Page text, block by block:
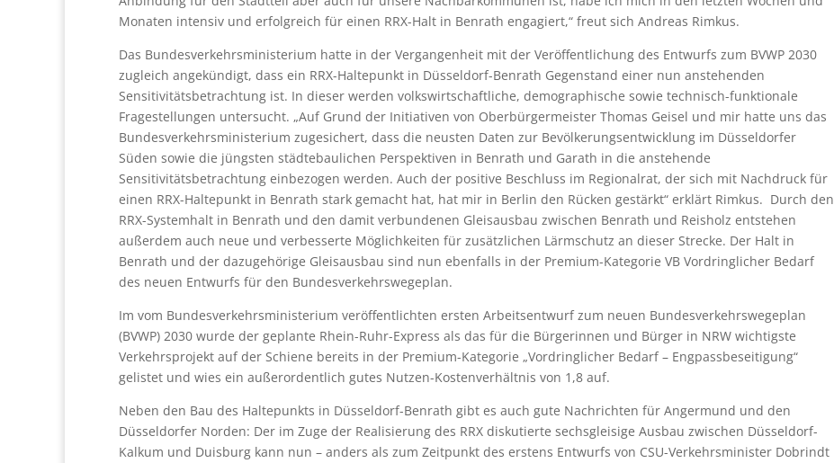
Monaten intensiv und erfolgreich für einen RRX-Halt in Benrath engagiert,“ freut sich Andreas Rimkus.
Das Bundesverkehrsministerium hatte in der Vergangenheit mit der Veröffentlichung des Entwurfs zum BVWP 2030
zugleich angekündigt, dass ein RRX-Haltepunkt in Düsseldorf-Benrath Gegenstand einer nun anstehenden
Sensitivitätsbetrachtung ist. In dieser werden volkswirtschaftliche, demographische sowie technisch-funktionale
Fragestellungen untersucht. „Auf Grund der Initiativen von Oberbürgermeister Thomas Geisel und mir hatte uns das
Bundesverkehrsministerium zugesichert, dass die neusten Daten zur Bevölkerungsentwicklung im Düsseldorfer
Süden sowie die jüngsten städtebaulichen Perspektiven in Benrath und Garath in die anstehende
Sensitivitätsbetrachtung einbezogen werden. Auch der positive Beschluss im Regionalrat, der sich mit Nachdruck für
einen RRX-Haltepunkt in Benrath stark gemacht hat, hat mir in Berlin den Rücken gestärkt“ erklärt Rimkus. Durch den
RRX-Systemhalt in Benrath und den damit verbundenen Gleisausbau zwischen Benrath und Reisholz entstehen
außerdem auch neue und verbesserte Möglichkeiten für zusätzlichen Lärmschutz an dieser Strecke. Der Halt in
Benrath und der dazugehörige Gleisausbau sind nun ebenfalls in der Premium-Kategorie VB Vordringlicher Bedarf
des neuen Entwurfs für den Bundesverkehrswegeplan.
Im vom Bundesverkehrsministerium veröffentlichten ersten Arbeitsentwurf zum neuen Bundesverkehrswegeplan
(BVWP) 2030 wurde der geplante Rhein-Ruhr-Express als das für die Bürgerinnen und Bürger in NRW wichtigste
Verkehrsprojekt auf der Schiene bereits in der Premium-Kategorie „Vordringlicher Bedarf – Engpassbeseitigung“
gelistet und wies ein außerordentlich gutes Nutzen-Kostenverhältnis von 1,8 auf.
Neben den Bau des Haltepunkts in Düsseldorf-Benrath gibt es auch gute Nachrichten für Angermund und den
Düsseldorfer Norden: Der im Zuge der Realisierung des RRX diskutierte sechsgleisige Ausbau zwischen Düsseldorf-
Kalkum und Duisburg kann nun – anders als zum Zeitpunkt des erstens Entwurfs von CSU-Verkehrsminister Dobrindt